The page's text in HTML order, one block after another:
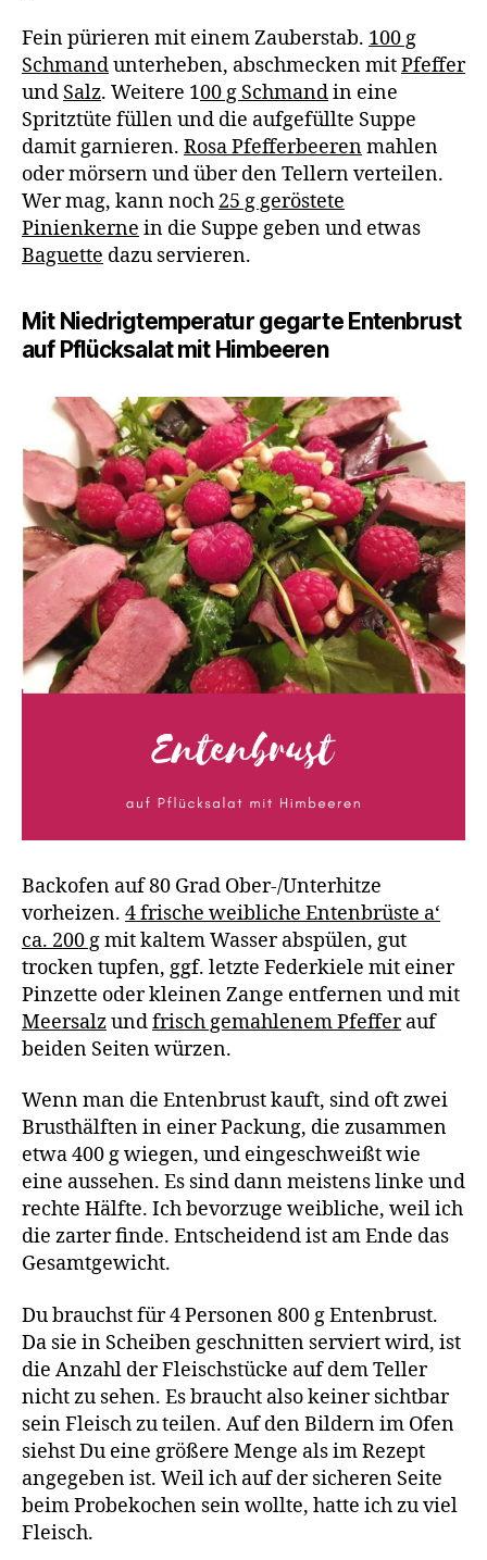
Fein pürieren mit einem Zauberstab. 100 g
Schmandunterheben, abschmecken mitPfeffer
und Salz. Weitere 100 g Schmandin eine
Spritztüte füllen und die aufgefüllte Suppe
damit garnieren. Rosa Pfefferbeerenmahlen
oder mörsern und über den Tellern verteilen.
Wer mag, kann noch 25 g geröstete
Pinienkerne in die Suppe geben und etwas
Baguette dazu servieren.
Mit Niedrigtemperatur gegarte Entenbrust
auf Pflücksalat mit Himbeeren
Backofen auf 80 Grad Ober-/Unterhitze
vorheizen. 4 frische weibliche Entenbrüste a‘
ca. 200 gmit kaltem Wasser abspülen, gut
trocken tupfen, ggf. letzte Federkiele mit einer
Pinzette oder kleinen Zange entfernen und mit
Meersalzundfrisch gemahlenem Pfefferauf
beiden Seiten würzen.
Wenn man die Entenbrust kauft, sind oft zwei
Brusthälften in einer Packung, die zusammen
etwa 400 g wiegen, und eingeschweißt wie
eine aussehen. Es sind dann meistens linke und
rechte Hälfte. Ich bevorzuge weibliche, weil ich
die zarter finde. Entscheidend ist am Ende das
Gesamtgewicht.
Du brauchst für 4 Personen 800 g Entenbrust.
Da sie in Scheiben geschnitten serviert wird, ist
die Anzahl der Fleischstücke auf dem Teller
nicht zu sehen. Es braucht also keiner sichtbar
sein Fleisch zu teilen. Auf den Bildern im Ofen
siehst Du eine größere Menge als im Rezept
angegeben ist. Weil ich auf der sicheren Seite
beim Probekochen sein wollte, hatte ich zu viel
Fleisch.